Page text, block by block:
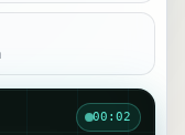
00:03